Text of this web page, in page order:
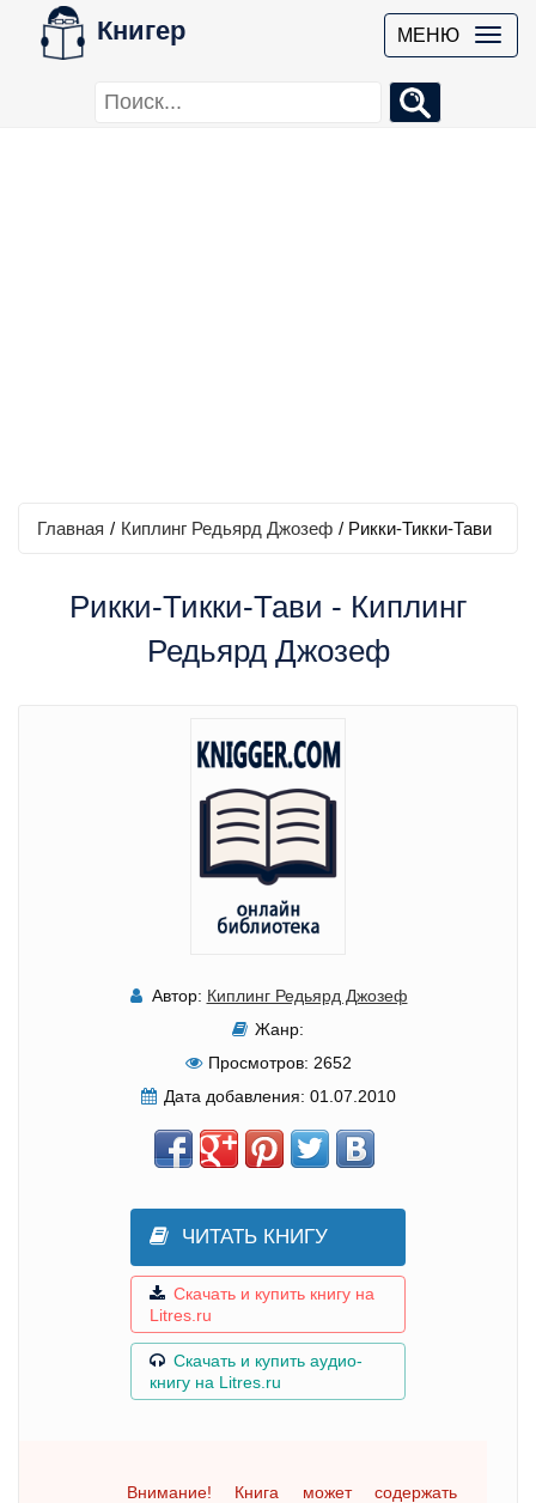
Книгер МЕНЮ
Главная / Киплинг Редьярд Джозеф / Рикки-Тикки-Тави
Рикки-Тикки-Тави - Киплинг
Редьярд Джозеф
Автор: Киплинг Редьярд Джозеф
Жанр:
Просмотров: 2652
Дата добавления: 01.07.2010
ЧИТАТЬ КНИГУ
Скачать и купить книгу на
Litres.ru
Скачать и купить аудио-
книгу на Litres.ru
Внимание! Книга может содержать